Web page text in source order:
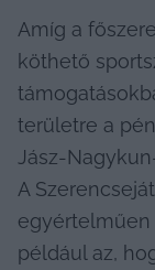
Amíg a
köthető
területre a
Jász-
A
például az,